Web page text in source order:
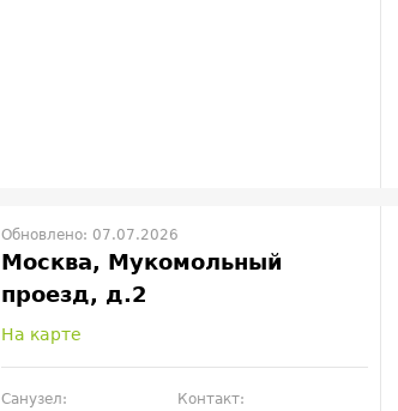
Обновлено: 07.07.2026
Москва, Мукомольный
проезд, д.2
На карте
Санузел: Контакт: